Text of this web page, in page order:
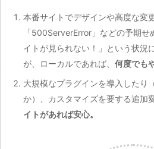
本番サイトでデザインや高度な変
「500ServerError」などの予期
イトが見られない！」という状況
が、ローカルであれば、 何度でも
大規模なプラグインを導入したり
か）、カスタマイズを要する追加
イトがあれば安心。